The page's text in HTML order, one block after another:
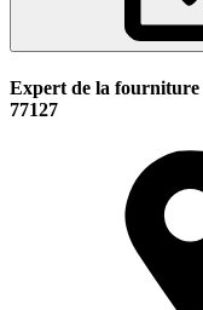
Expert de la fourniture
77127